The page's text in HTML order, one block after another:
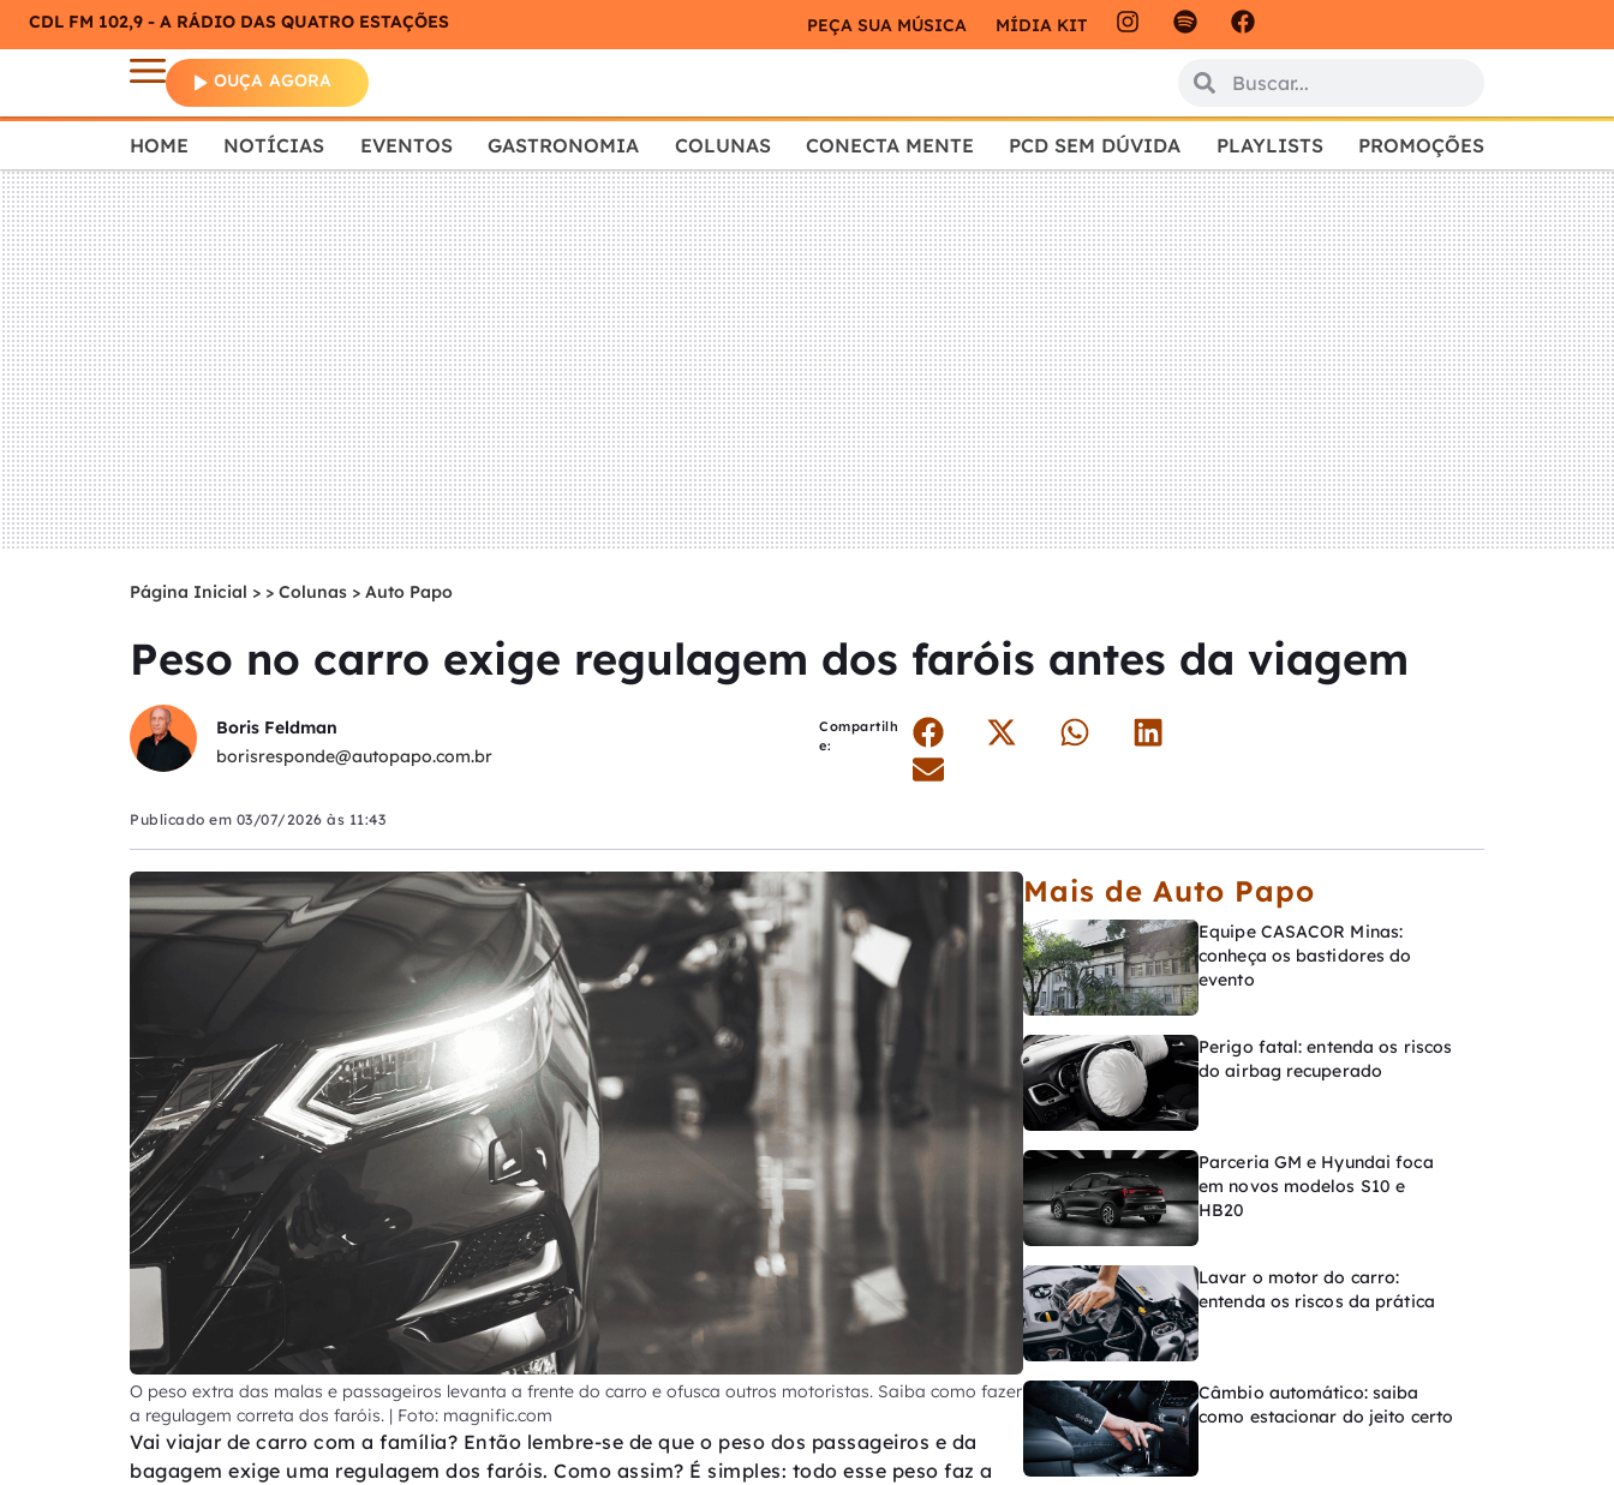
CDL FM 102,9 - A RÁDIO DAS QUATRO ESTAÇÕES PEÇA SUA MÚSICA MÍDIA KIT
OUÇA AGORA
HOME NOTÍCIAS EVENTOS GASTRONOMIA COLUNAS CONECTA MENTE PCD SEM DÚVIDA PLAYLISTS PROMOÇÕES
Página Inicial > Colunas > Auto Papo
Peso no carro exige regulagem dos faróis antes da viagem
Boris Feldman
borisresponde@autopapo.com.br
Compartilh
e:
Publicado em 03/07/2026 às 11:43
O peso extra das malas e passageiros levanta a frente do carro e ofusca outros motoristas. Saiba como fazer
a regulagem correta dos faróis. | Foto: magnific.com
Vai viajar de carro com a família? Então lembre-se de que o peso dos passageiros e da
bagagem exige uma regulagem dos faróis. Como assim? É simples: todo esse peso faz a
Mais de Auto Papo
Equipe CASACOR Minas:
conheça os bastidores do
evento
Perigo fatal: entenda os riscos
do airbag recuperado
Parceria GM e Hyundai foca
em novos modelos S10 e
HB20
Lavar o motor do carro:
entenda os riscos da prática
Câmbio automático: saiba
como estacionar do jeito certo